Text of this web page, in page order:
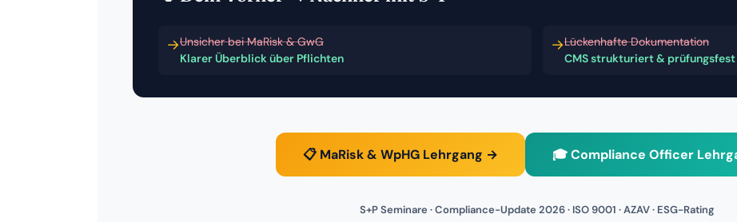
→Unsicher bei MaRisk & GwG
Klarer Überblick über Pflichten
→Lückenhafte Dokumentation
CMS strukturiert & prüfungsfest
📋 MaRisk & WpHG Lehrgang → 🎓 Compliance Officer
S+P Seminare · Compliance-Update 2026 · ISO 9001 · AZAV · ESG-Rating